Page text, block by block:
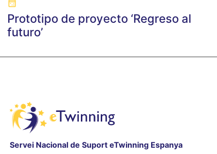
Prototipo de proyecto ‘Regreso al
futuro’
Servei Nacional de Suport eTwinning Espanya